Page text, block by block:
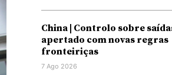
China | Controlo sobre
apertado com novas regras
fronteiriças
7 Ago 2026